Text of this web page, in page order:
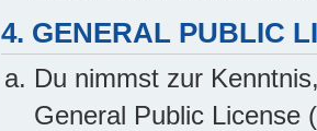
4. GENERAL PUBLIC
Du nimmst zur
General Public License